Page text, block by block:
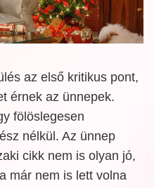
az első kritikus pont,
érnek az ünnepek.
fölöslegesen
nélkül. Az ünnep
cikk nem is olyan jó,
már nem is lett volna